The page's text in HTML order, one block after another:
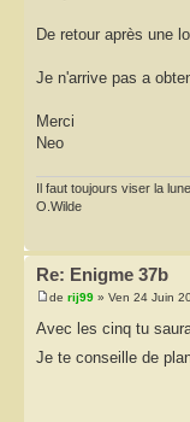
De retour après une
Je n'arrive pas a
Merci
Neo
Il faut toujours viser la
O.Wilde
Re: Enigme 37b
de rij99 » Ven 24 Juin
Avec les cinq tu
Je te conseille de